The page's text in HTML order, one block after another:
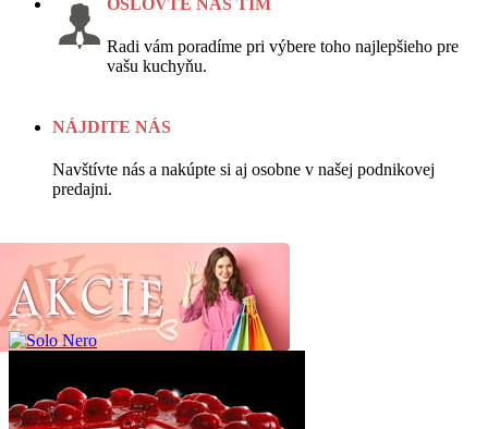
OSLOVTE NÁŠ TÍM
Radi vám poradíme pri výbere toho najlepšieho pre
vašu kuchyňu.
NÁJDITE NÁS
Navštívte nás a nakúpte si aj osobne v našej podnikovej
predajni.